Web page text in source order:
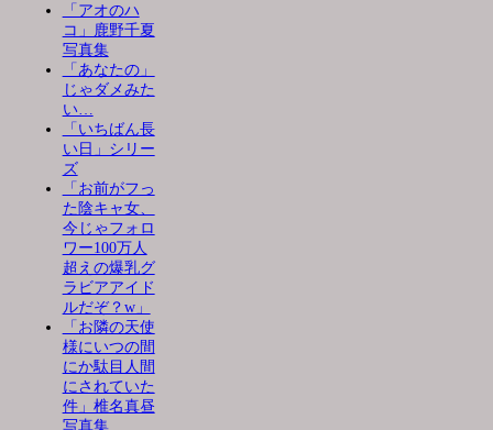
「アオのハ
コ」鹿野千夏
写真集
「あなたの」
じゃダメみた
い…
「いちばん長
い日」シリー
ズ
「お前がフっ
た陰キャ女、
今じゃフォロ
ワー100万人
超えの爆乳グ
ラビアアイド
ルだぞ？w」
「お隣の天使
様にいつの間
にか駄目人間
にされていた
件」椎名真昼
写真集